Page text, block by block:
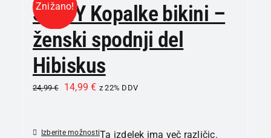
Znižano!
SKINY Kopalke bikini –
ženski spodnji del
Hibiskus
24,99€ 14,99€ z 22% DDV
Izberite možnostiTa izdelek ima več različic.